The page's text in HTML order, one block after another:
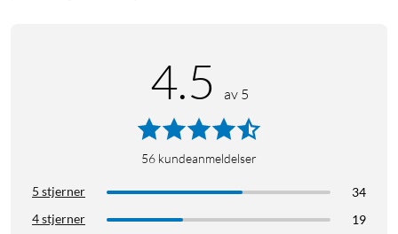
4.5 av 5
56 kundeanmeldelser
5 stjerner
34
4 stjerner
19